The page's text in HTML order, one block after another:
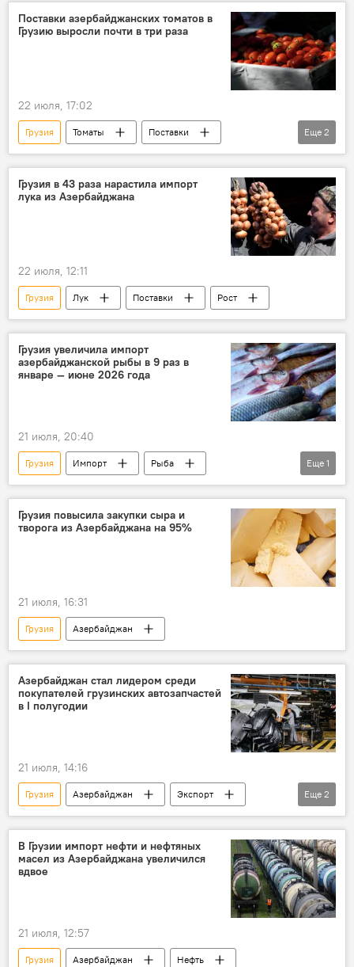
Поставки азербайджанских томатов в
Грузию выросли почти в три раза
22 июля, 17:02
Грузия Томаты
Поставки
Экспорт
Импорт
Еще 2
Грузия в 43 раза нарастила импорт
лука из Азербайджана
22 июля, 12:11
Грузия Лук Поставки Рост
Грузия увеличила импорт
азербайджанской рыбы в 9 раз в
январе — июне 2026 года
21 июля, 20:40
Грузия Импорт
Рыба
Товарооборот
Еще 1
Грузия повысила закупки сыра и
творога из Азербайджана на 95%
21 июля, 16:31
Грузия Азербайджан
Азербайджан стал лидером среди
покупателей грузинских автозапчастей
в I полугодии
21 июля, 14:16
Грузия Азербайджан
Экспорт
Автомобиль
запчасти
Еще 2
В Грузии импорт нефти и нефтяных
масел из Азербайджана увеличился
вдвое
21 июля, 12:57
Грузия Азербайджан Нефть